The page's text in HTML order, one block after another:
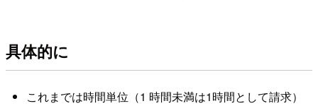
具体的に
これまでは時間単位（1 時間未満は1時間として請求）